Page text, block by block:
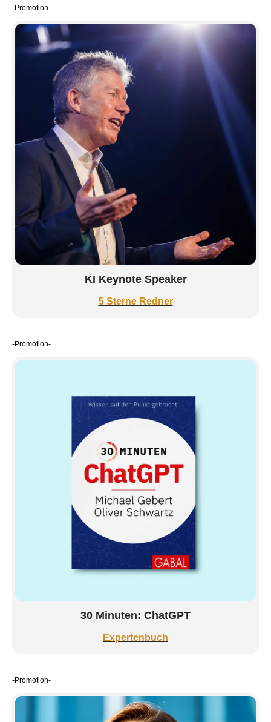
-Promotion-
KI Keynote Speaker
5 Sterne Redner
-Promotion-
30 Minuten: ChatGPT
Expertenbuch
-Promotion-